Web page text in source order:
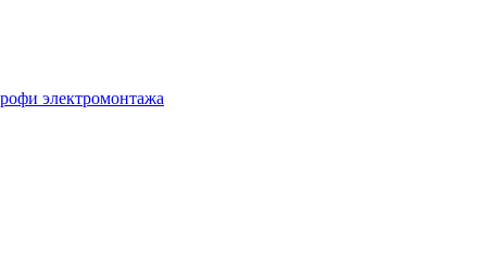
электромонтажа